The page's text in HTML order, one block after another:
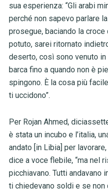
sua esperienza: “Gli arabi
perché non sapevo parlare
prosegue, baciando la
potuto, sarei ritornato
deserto, così sono venuto
barca fino a quando non è
spingono. È la cosa più
ti uccidono”.
Per Rojan Ahmed,
è stata un incubo e l’italia,
andato [in Libia] per
dice a voce flebile, “ma nel
picchiavano. Tutti andavano
ti chiedevano soldi e se non